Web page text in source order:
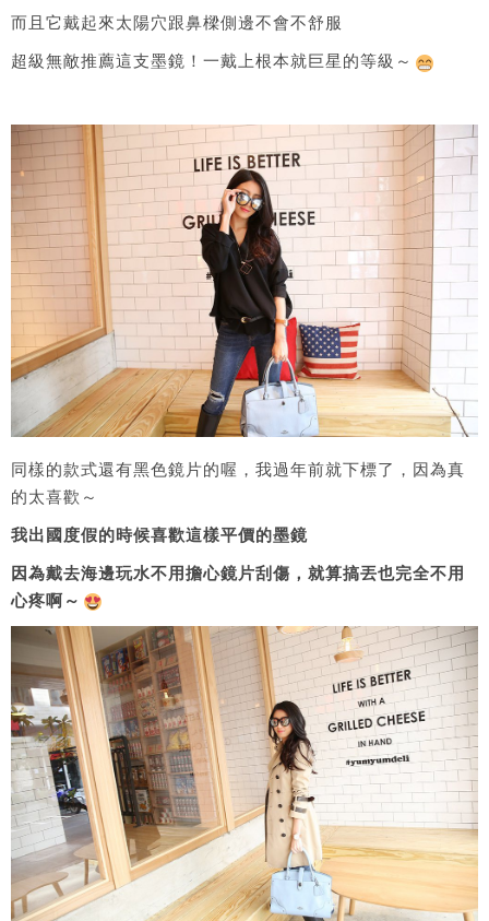
而且它戴起來太陽穴跟鼻樑側邊不會不舒服
超級無敵推薦這支墨鏡！一戴上根本就巨星的等級～
同樣的款式還有黑色鏡片的喔，我過年前就下標了，因為真
的太喜歡～
我出國度假的時候喜歡這樣平價的墨鏡
因為戴去海邊玩水不用擔心鏡片刮傷，就算搞丟也完全不用
心疼啊～